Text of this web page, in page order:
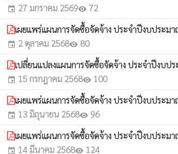
event 27 มกราคม 2569visibility 72
เผยแพร่แผนการจัดซื้อจัดจ้าง ประจำปีงบประ
event 2 ตุลาคม 2568visibility 80
เปลี่ยนแปลงแผนการจัดซื้อจัดจ้าง ประจำปีงบ
event 15 กรกฎาคม 2568visibility 100
เผยแพร่แผนการจัดซื้อจัดจ้าง ประจำปีงบประม
event 13 มิถุนายน 2568visibility 96
เผยแพร่แผนการจัดซื้อจัดจ้าง ประจำปีงบประม
event 14 มีนาคม 2568visibility 124